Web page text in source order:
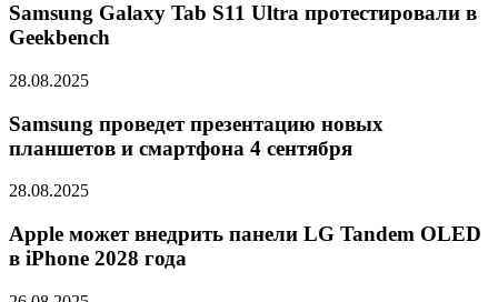
Samsung Galaxy Tab S11 Ultra протестировали в
Geekbench
28.08.2025
Samsung проведет презентацию новых
планшетов и смартфона 4 сентября
28.08.2025
Apple может внедрить панели LG Tandem OLED
в iPhone 2028 года